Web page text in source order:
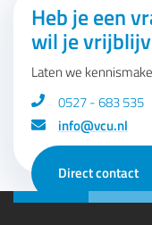
Heb je een
wil je
Laten we
0527 - 683 535
info@vcu.nl
Direct contact